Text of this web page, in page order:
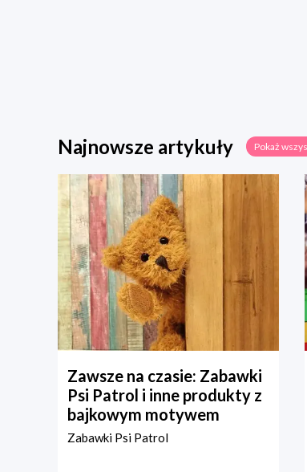
Najnowsze artykuły Pokaż
Zawsze na czasie: Zabawki
Psi Patrol i inne produkty z
bajkowym motywem
Zabawki Psi Patrol